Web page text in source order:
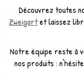
Découvrez toutes
Zweigartet laissez
Notre équipe reste à
nos produits :